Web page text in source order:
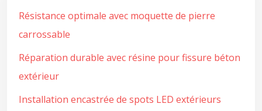
Résistance optimale avec moquette de pierre
carrossable
Réparation durable avec résine pour fissure béton
extérieur
Installation encastrée de spots LED extérieurs